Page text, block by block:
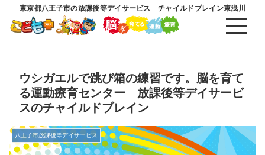
東京都八王子市の放課後等デイサービス チャイルドブレイン東浅川
ウシガエルで跳び箱の練習です。脳を育て
る運動療育センター 放課後等デイサービ
スのチャイルドブレイン
八王子市放課後等デイサービス